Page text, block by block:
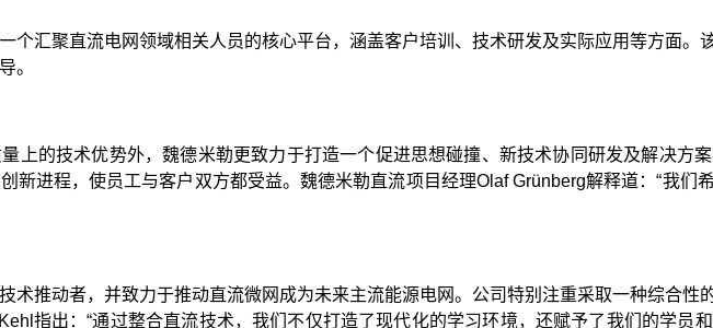
个汇聚直流电网领域相关人员的核心平台，涵盖客户培训、技术研发及实际应用等方面。
。
上的技术优势外，魏德米勒更致力于打造一个促进思想碰撞、新技术协同研发及解决方
新进程，使员工与客户双方都受益。魏德米勒直流项目经理Olaf Grünberg解释道：“我们
术推动者，并致力于推动直流微网成为未来主流能源电网。公司特别注重采取一种综合
指出：“通过整合直流技术，我们不仅打造了现代化的学习环境，还赋予了我们的学员